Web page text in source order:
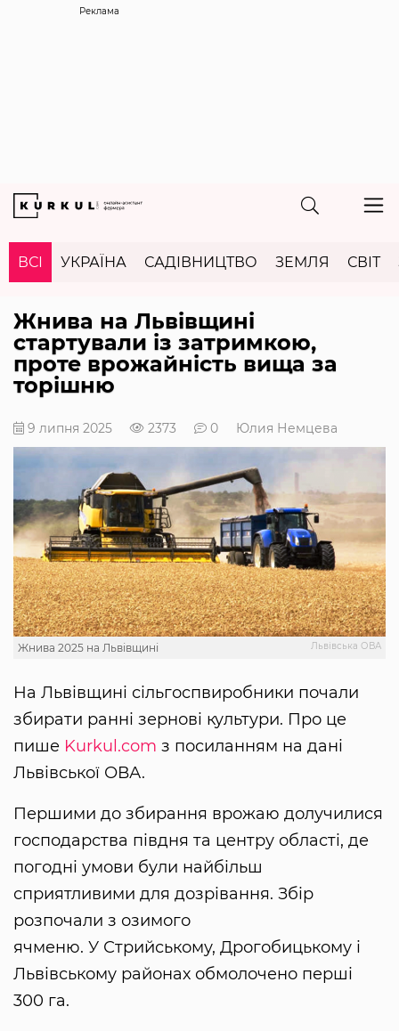
Реклама
ВСІ УКРАЇНА САДІВНИЦТВО ЗЕМЛЯ СВІТ
Жнива на Львівщині
стартували із затримкою,
проте врожайність вища за
торішню
9 липня 2025 2373 0 Юлия Немцева
Львівська ОВА
Жнива 2025 на Львівщині
На Львівщині сільгоспвиробники почали
збирати ранні зернові культури. Про це
пише Kurkul.com з посиланням на дані
Львівської ОВА.
Першими до збирання врожаю долучилися
господарства півдня та центру області, де
погодні умови були найбільш
сприятливими для дозрівання. Збір
розпочали з озимого
ячменю. У Стрийському, Дрогобицькому і
Львівському районах обмолочено перші
300 га.